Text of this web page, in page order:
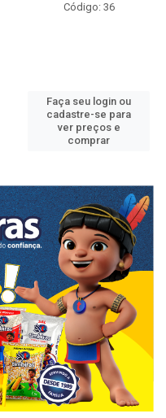
Código: 36
Faça seu login ou
cadastre-se para
ver preços e
comprar